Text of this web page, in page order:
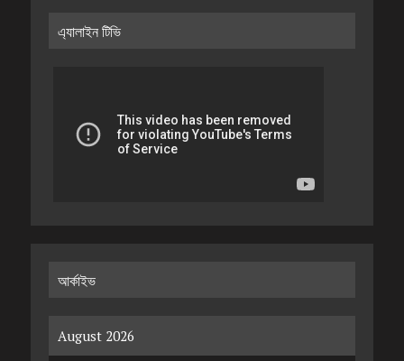
এ্যালাইন টিভি
আর্কাইভ
August 2026